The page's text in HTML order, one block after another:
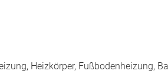
Heizkörper, Fußbodenheizung,